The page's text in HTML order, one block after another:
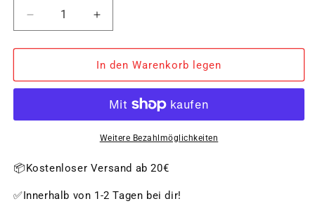
Verringere
die
Menge
Raclette-
8
Erhöhe
die
Menge
für
Raclette-
Schaber,
Holz
8
Stück
In den Warenkorb legen
Weitere Bezahlmöglichkeiten
📦Kostenloser Versand ab 20€
✅Innerhalb von 1-2 Tagen bei dir!